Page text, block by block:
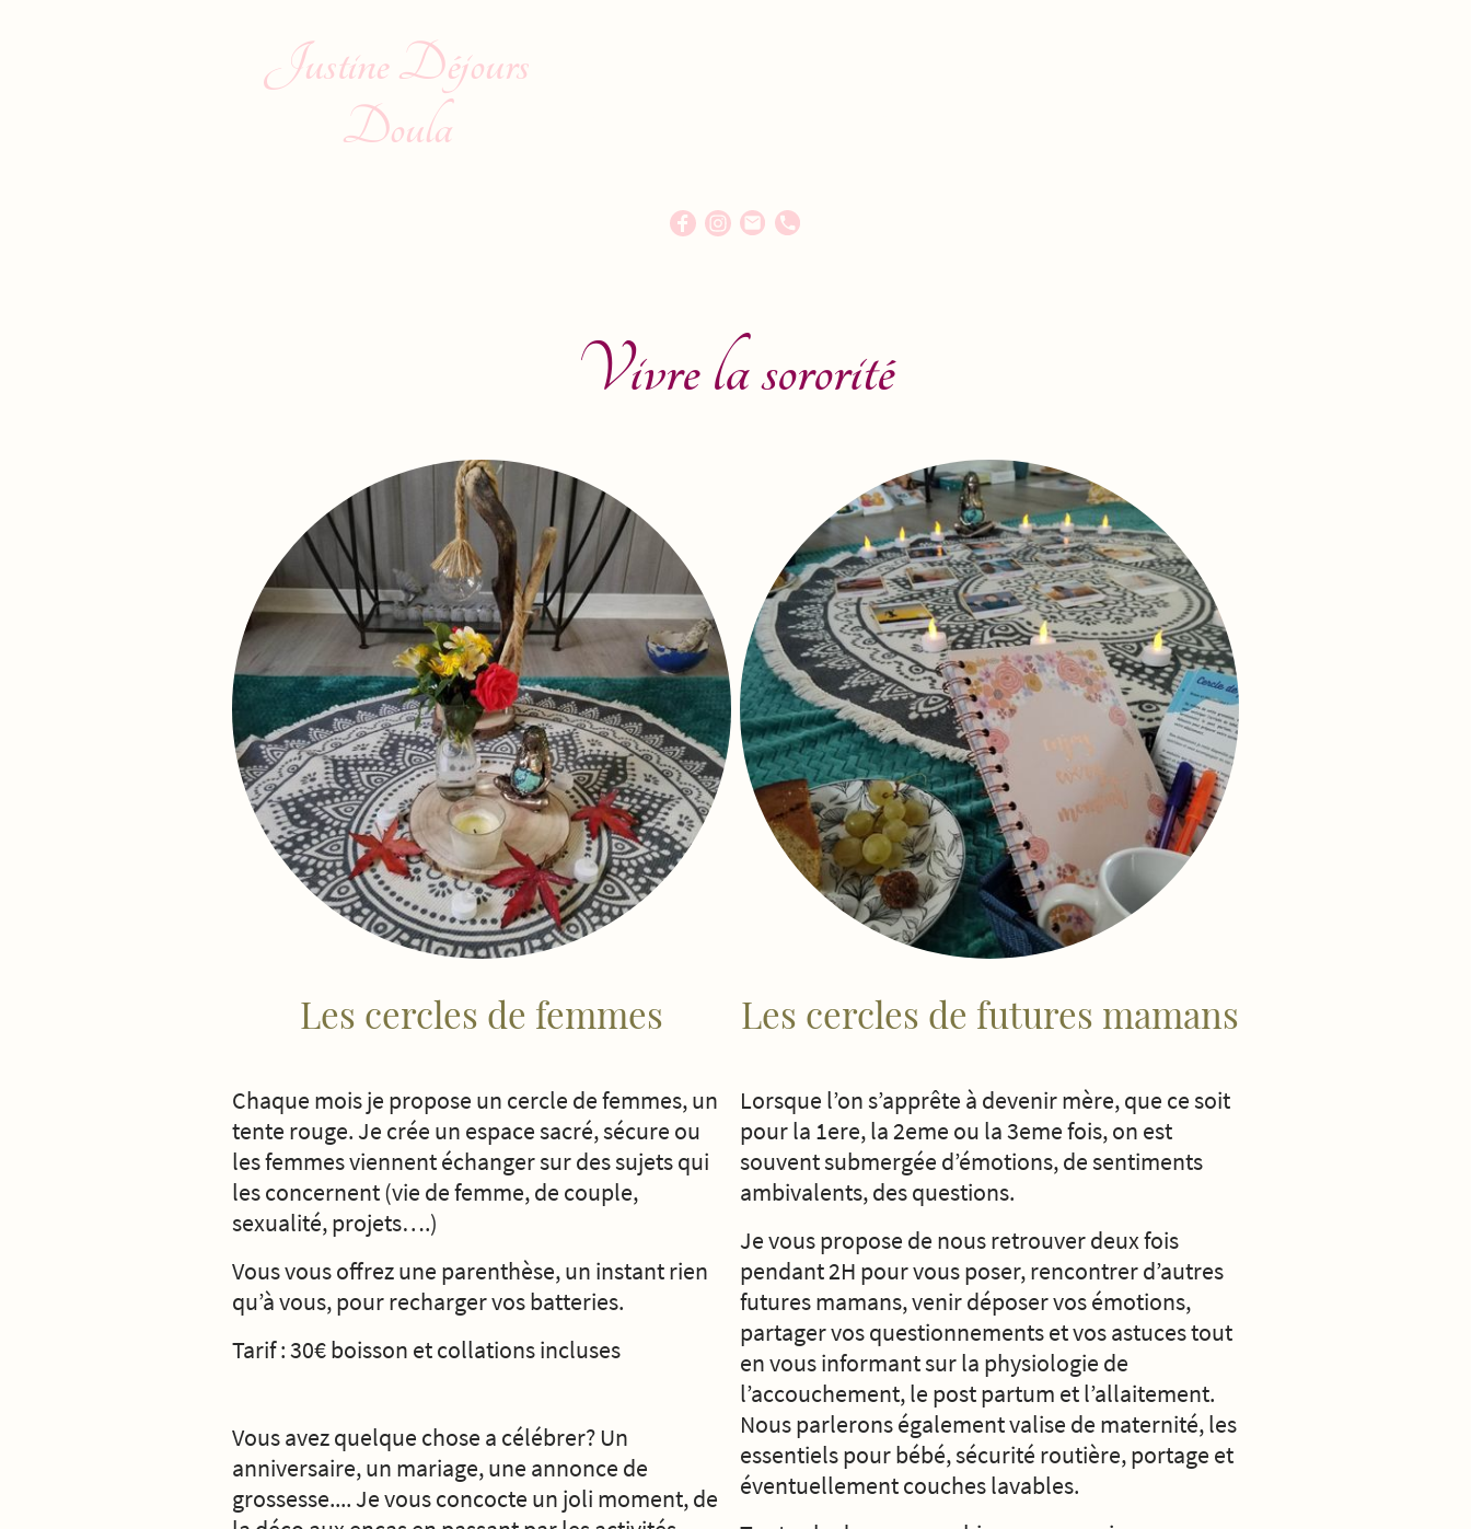
Justine Déjours
Doula
Vivre la sororité
Les cercles de femmes
Chaque mois je propose un cercle de femmes, un
tente rouge. Je crée un espace sacré, sécure ou
les femmes viennent échanger sur des sujets qui
les concernent (vie de femme, de couple,
sexualité, projets….)
Vous vous offrez une parenthèse, un instant rien
qu’à vous, pour recharger vos batteries.
Tarif : 30€ boisson et collations incluses
Vous avez quelque chose a célébrer? Un
anniversaire, un mariage, une annonce de
grossesse.... Je vous concocte un joli moment, de
Les cercles de futures mamans
Lorsque l’on s’apprête à devenir mère, que ce soit
pour la 1ere, la 2eme ou la 3eme fois, on est
souvent submergée d’émotions, de sentiments
ambivalents, des questions.
Je vous propose de nous retrouver deux fois
pendant 2H pour vous poser, rencontrer d’autres
futures mamans, venir déposer vos émotions,
partager vos questionnements et vos astuces tout
en vous informant sur la physiologie de
l’accouchement, le post partum et l’allaitement.
Nous parlerons également valise de maternité, les
essentiels pour bébé, sécurité routière, portage et
éventuellement couches lavables.